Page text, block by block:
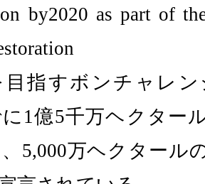
by2020 as part of
目指すボンチャレ
1億5千万ヘクター
5,000万ヘクタール